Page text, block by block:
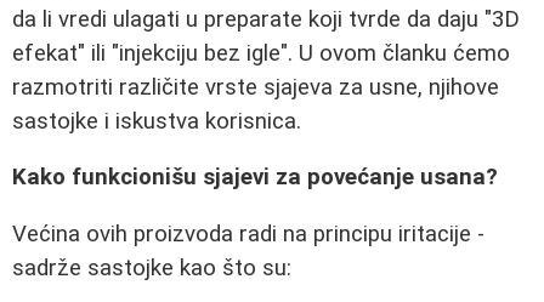
da li vredi ulagati u preparate koji tvrde da daju "3D
efekat" ili "injekciju bez igle". U ovom članku ćemo
razmotriti različite vrste sjajeva za usne, njihove
sastojke i iskustva korisnica.
Kako funkcionišu sjajevi za povećanje usana?
Većina ovih proizvoda radi na principu iritacije -
sadrže sastojke kao što su: